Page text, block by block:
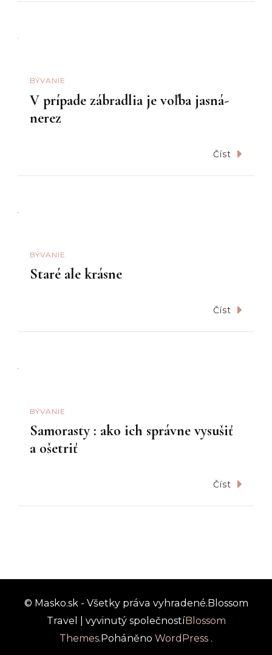
BÝVANIE
V prípade zábradlia je voľba jasná-
nerez
Číst
BÝVANIE
Staré ale krásne
Číst
BÝVANIE
Samorasty : ako ich správne vysušiť
a ošetriť
Číst
© Masko.sk - Všetky práva vyhradené. Blossom
Travel | vyvinutý společností Blossom
Themes.Poháněno WordPress .